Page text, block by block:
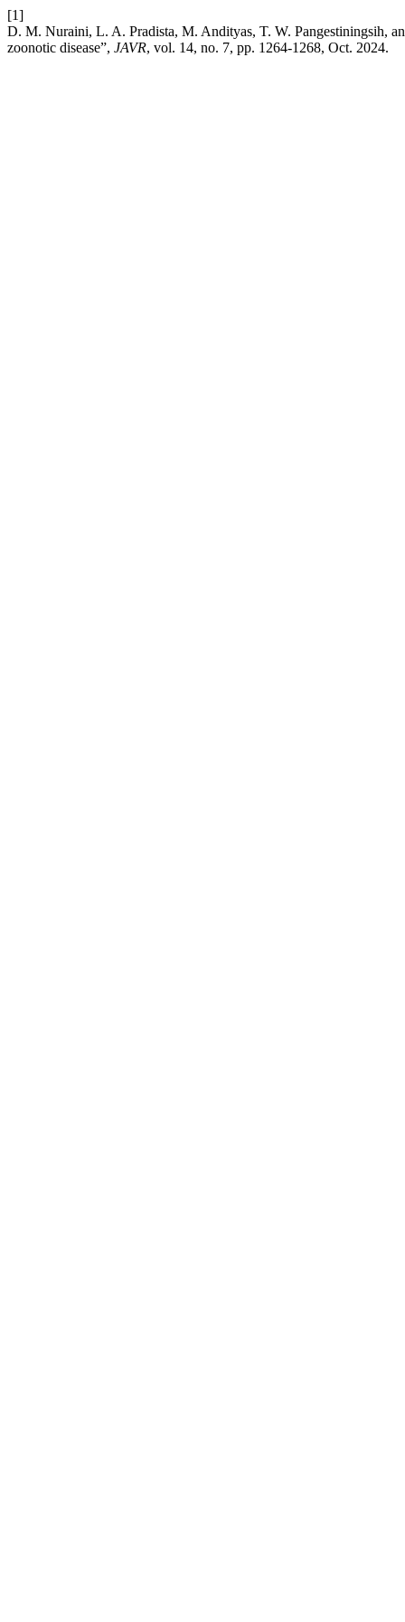
[1]
D. M. Nuraini, L. A. Pradista, M. Andityas, T. W. Pangestiningsih,
zoonotic disease”, JAVR, vol. 14, no. 7, pp. 1264-1268, Oct. 2024.